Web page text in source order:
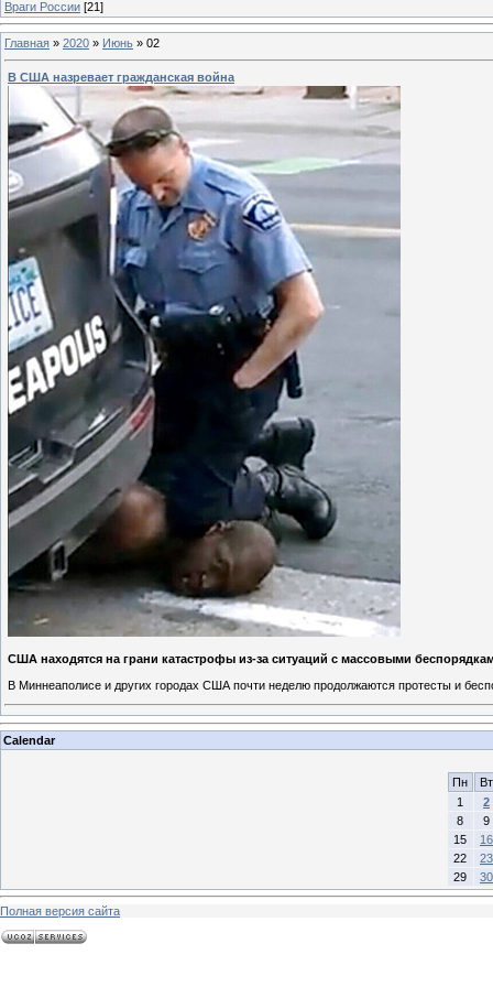
Враги России [21]
Главная » 2020 » Июнь » 02
В США назревает гражданская война
США находятся на грани катастрофы из-за ситуаций с массовыми
В Миннеаполисе и других городах США почти неделю продолжаются протесты и
Calendar
Пн
Вт
1
2
8
9
15
16
22
23
29
30
Полная версия сайта